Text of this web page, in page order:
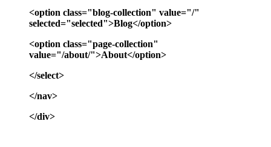
<option class="blog-collection" value="/"
selected="selected">Blog</option>
<option class="page-collection"
value="/about/">About</option>
</select>
</nav>
</div>